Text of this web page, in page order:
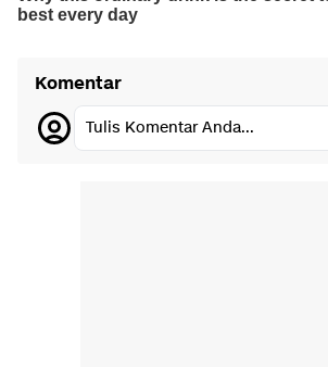
Komentar
Tulis Komentar Anda...